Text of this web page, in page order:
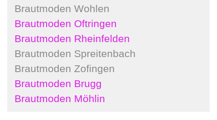
Brautmoden Wohlen
Brautmoden Oftringen
Brautmoden Rheinfelden
Brautmoden Spreitenbach
Brautmoden Zofingen
Brautmoden Brugg
Brautmoden Möhlin